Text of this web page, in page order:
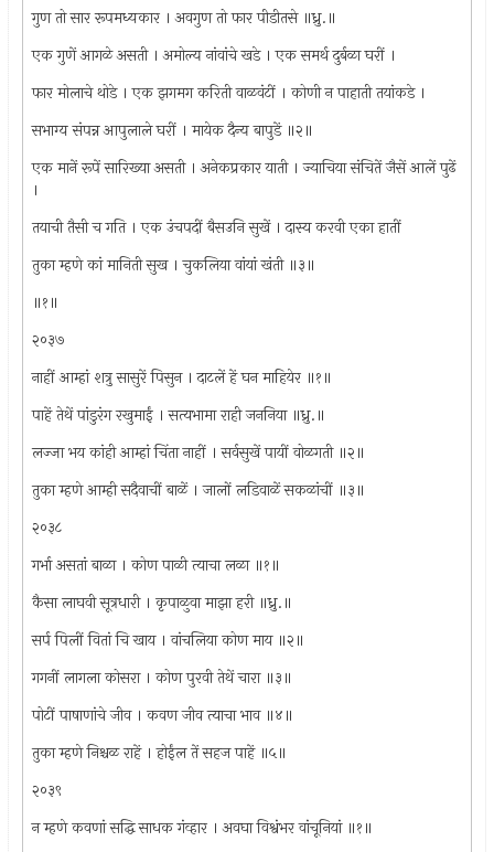
गुण तो सार रूपमध्यकार । अवगुण तो फार पीडीतसे ॥ध्रु.॥
एक गुणें आगळे असती । अमोल्य नांवांचे खडे । एक समर्थ दुर्बळा घरीं ।
फार मोलाचे थोडे । एक झगमग करिती वाळवंटीं । कोणी न पाहाती तयांकडे ।
सभाग्य संपन्न आपुलाले घरीं । मायेक दैन्य बापुडें ॥२॥
एक मानें रूपें सारिख्या असती । अनेकप्रकार याती । ज्याचिया संचितें जैसें आलें पुढें
।
तयाची तैसी च गति । एक उंचपदीं बैसउनि सुखें । दास्य करवी एका हातीं
तुका म्हणे कां मानिती सुख । चुकलिया वांयां खंती ॥३॥
॥१॥
२०३७
नाहीं आम्हां शत्रु सासुरें पिसुन । दाटलें हें घन माहियेर ॥१॥
पाहें तेथें पांडुरंग रखुमाईं । सत्यभामा राही जननिया ॥ध्रु.॥
लज्जा भय कांही आम्हां चिंता नाहीं । सर्वसुखें पायीं वोळगती ॥२॥
तुका म्हणे आम्ही सदैवाचीं बाळें । जालों लडिवाळें सकळांचीं ॥३॥
२०३८
गर्भा असतां बाळा । कोण पाळी त्याचा लळा ॥१॥
कैसा लाघवी सूत्रधारी । कृपाळुवा माझा हरी ॥ध्रु.॥
सर्प पिलीं वितां चि खाय । वांचलिया कोण माय ॥२॥
गगनीं लागला कोसरा । कोण पुरवी तेथें चारा ॥३॥
पोटीं पाषाणांचे जीव । कवण जीव त्याचा भाव ॥४॥
तुका म्हणे निश्चळ राहें । होईंल तें सहज पाहें ॥५॥
२०३९
न म्हणे कवणां सद्धि साधक गंव्हार । अवघा विश्वंभर वांचूनियां ॥१॥